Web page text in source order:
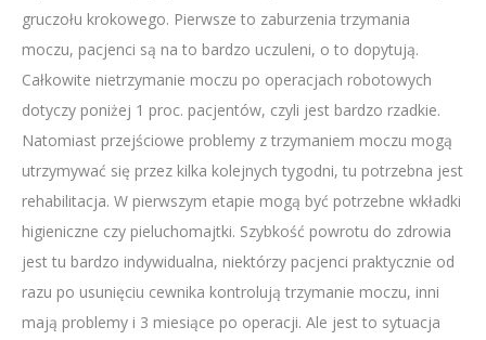
gruczołu krokowego. Pierwsze to zaburzenia trzymania
moczu, pacjenci są na to bardzo uczuleni, o to dopytują.
Całkowite nietrzymanie moczu po operacjach robotowych
dotyczy poniżej 1 proc. pacjentów, czyli jest bardzo rzadkie.
Natomiast przejściowe problemy z trzymaniem moczu mogą
utrzymywać się przez kilka kolejnych tygodni, tu potrzebna jest
rehabilitacja. W pierwszym etapie mogą być potrzebne wkładki
higieniczne czy pieluchomajtki. Szybkość powrotu do zdrowia
jest tu bardzo indywidualna, niektórzy pacjenci praktycznie od
razu po usunięciu cewnika kontrolują trzymanie moczu, inni
mają problemy i 3 miesiące po operacji. Ale jest to sytuacja